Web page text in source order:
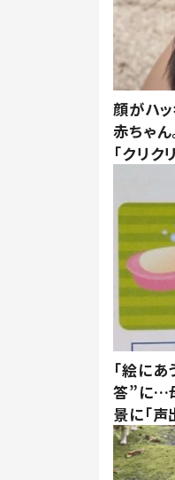
顔がハ
赤ちゃ
「クリク
「絵に
答”に…
景に「声